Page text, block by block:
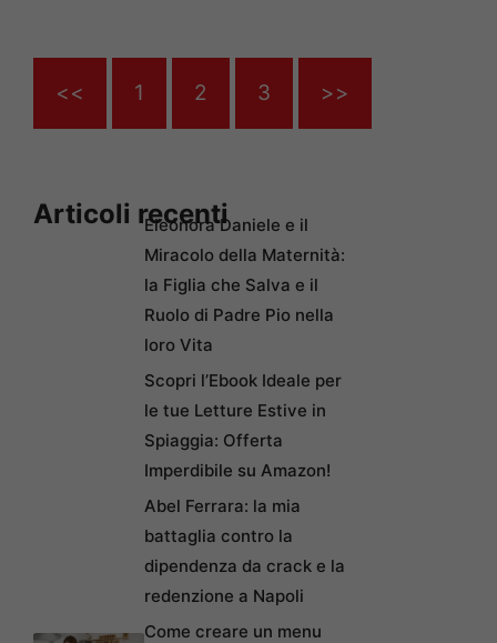
<< 1 2 3 >>
Articoli recentiEleonora Daniele e il
Miracolo della Maternità:
la Figlia che Salva e il
Ruolo di Padre Pio nella
loro Vita
Scopri l’Ebook Ideale per
le tue Letture Estive in
Spiaggia: Offerta
Imperdibile su Amazon!
Abel Ferrara: la mia
battaglia contro la
dipendenza da crack e la
redenzione a Napoli
Come creare un menu